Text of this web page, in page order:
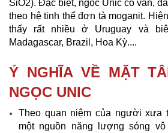
SiO2). Đặc biệt, ngọc Unic có vân,
theo hệ tinh thể đơn tà moganit. Hiện
thấy rất nhiều ở Uruguay và
Madagascar, Brazil, Hoa Kỳ....
Ý NGHĨA VỀ MẶT
NGỌC UNIC
Theo quan niệm của người xưa
một nguồn năng lượng sóng